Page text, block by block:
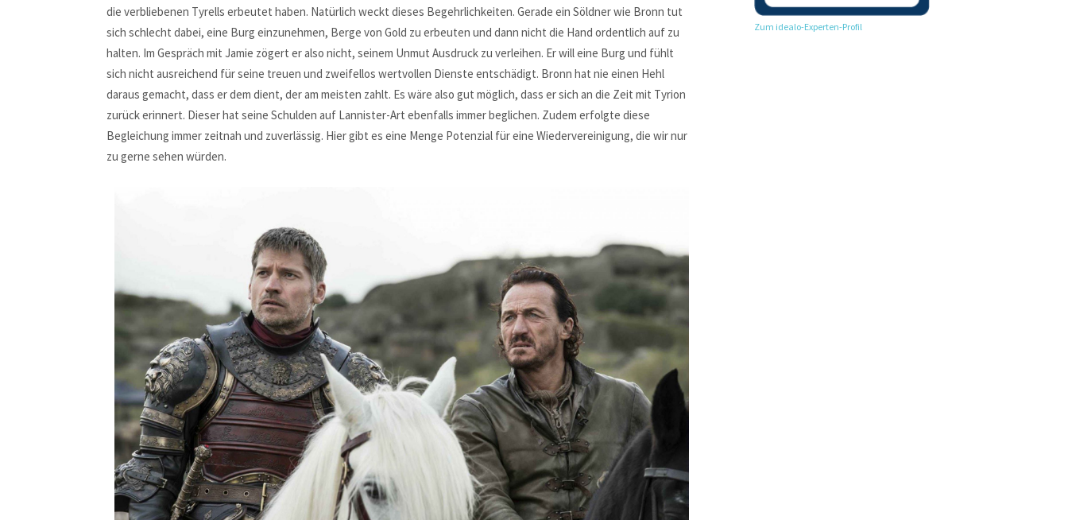
die verbliebenen Tyrells erbeutet haben. Natürlich weckt dieses Begehrlichkeiten. Gerade ein Söldner wie Bronn tut
sich schlecht dabei, eine Burg einzunehmen, Berge von Gold zu erbeuten und dann nicht die Hand ordentlich auf zu
halten. Im Gespräch mit Jamie zögert er also nicht, seinem Unmut Ausdruck zu verleihen. Er will eine Burg und fühlt
sich nicht ausreichend für seine treuen und zweifellos wertvollen Dienste entschädigt. Bronn hat nie einen Hehl
daraus gemacht, dass er dem dient, der am meisten zahlt. Es wäre also gut möglich, dass er sich an die Zeit mit Tyrion
zurück erinnert. Dieser hat seine Schulden auf Lannister-Art ebenfalls immer beglichen. Zudem erfolgte diese
Begleichung immer zeitnah und zuverlässig. Hier gibt es eine Menge Potenzial für eine Wiedervereinigung, die wir nur
zu gerne sehen würden.
Zum idealo-Experten-Profil